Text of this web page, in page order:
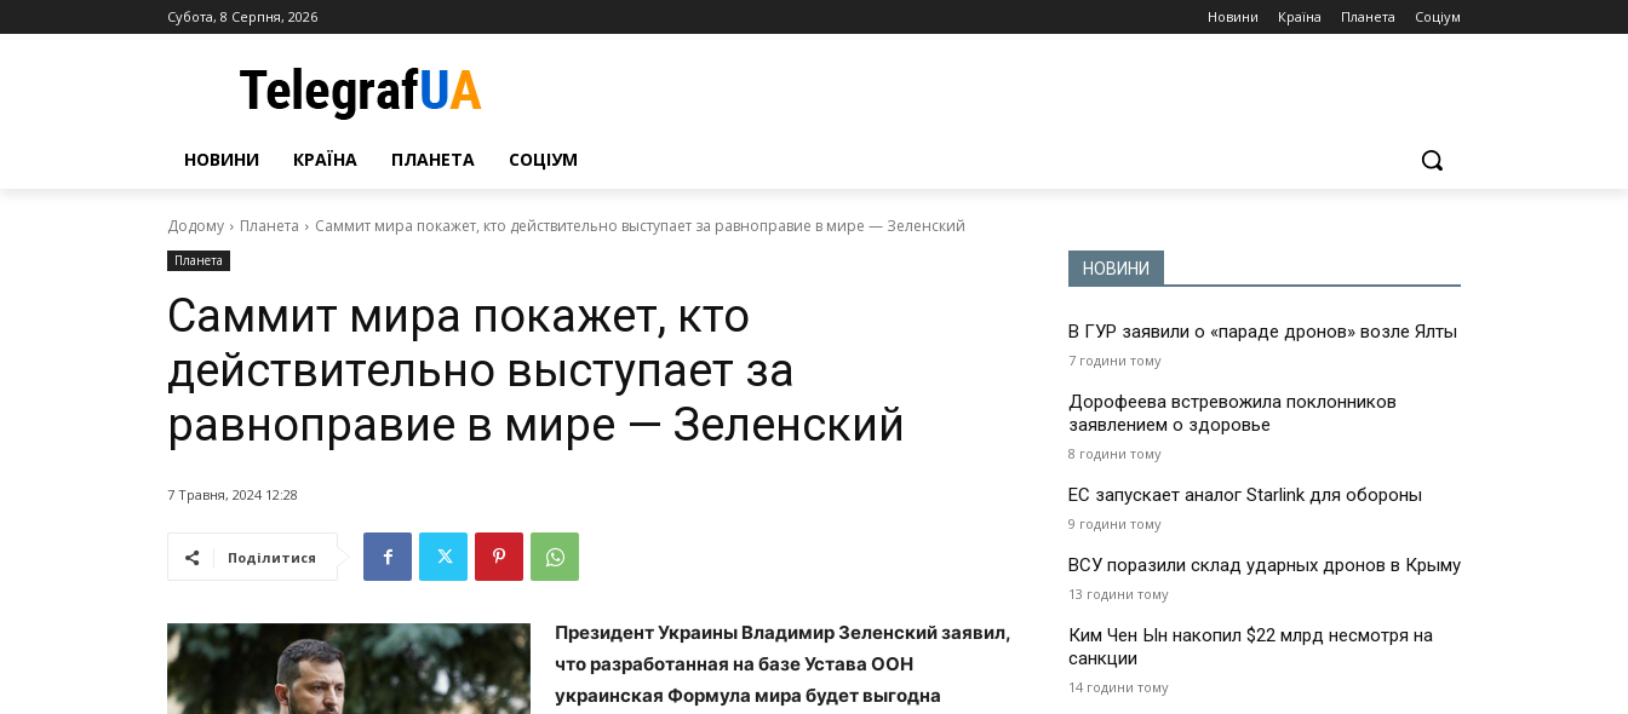
Субота, 8 Серпня, 2026 Новини Країна Планета Соціум
НОВИНИ КРАЇНА ПЛАНЕТА СОЦІУМ
Додому Планета Саммит мира покажет, кто действительно выступает за равноправие в мире — Зеленский
Планета
Саммит мира покажет, кто
действительно выступает за
равноправие в мире — Зеленский
7 Травня, 2024 12:28
Поділитися
Президент Украины Владимир Зеленский заявил,
что разработанная на базе Устава ООН
украинская Формула мира будет выгодна
НОВИНИ
В ГУР заявили о «параде дронов» возле Ялты
7 години тому
Дорофеева встревожила поклонников
заявлением о здоровье
8 години тому
ЕС запускает аналог Starlink для обороны
9 години тому
ВСУ поразили склад ударных дронов в Крыму
13 години тому
Ким Чен Ын накопил $22 млрд несмотря на
санкции
14 години тому